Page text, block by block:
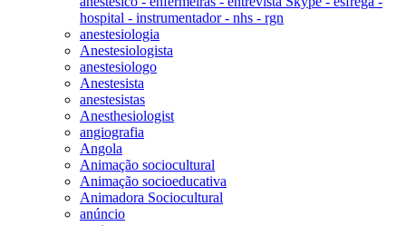
hospital - instrumentador - nhs - rgn
anestesiologia
Anestesiologista
anestesiologo
Anestesista
anestesistas
Anesthesiologist
angiografia
Angola
Animação sociocultural
Animação socioeducativa
Animadora Sociocultural
anúncio